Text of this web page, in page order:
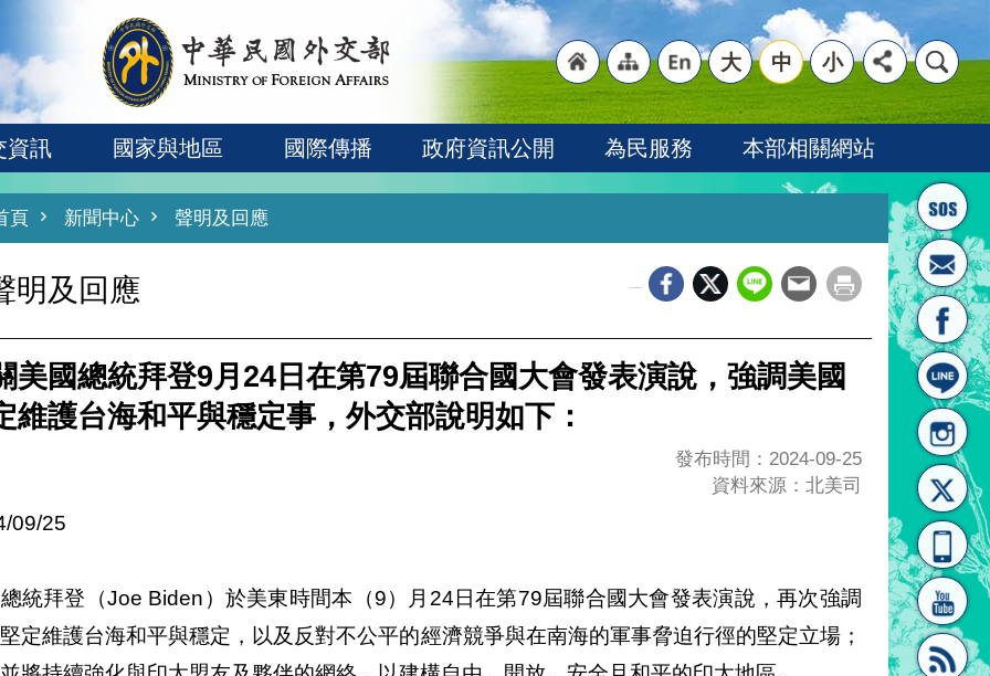
首頁
"網
站導
"英
文語
大 中 小
資訊 國家與地區 國際傳播 政府資訊公開 為民服務 本部相關網站
頁 新聞中心 聲明及回應
明及回應
美國總統拜登9月24日在第79屆聯合國大會發表演說，強調美國
維護台海和平與穩定事，外交部說明如下：
發布時間：2024-09-25
資料來源：北美司
09/25
統拜登（Joe Biden）於美東時間本（9）月24日在第79屆聯合國大會發表演說，再次強調
定維護台海和平與穩定，以及反對不公平的經濟競爭與在南海的軍事脅迫行徑的堅定立場；